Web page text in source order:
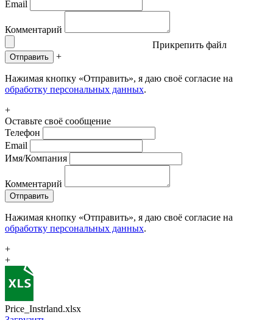
Email
Комментарий
Прикрепить файл
Отправить +
Нажимая кнопку «Отправить», я даю своё согласие на
обработку персональных данных.
+
Оставьте своё сообщение
Телефон
Email
Имя/Компания
Комментарий
Отправить
Нажимая кнопку «Отправить», я даю своё согласие на
обработку персональных данных.
+
+
Price_Instrland.xlsx